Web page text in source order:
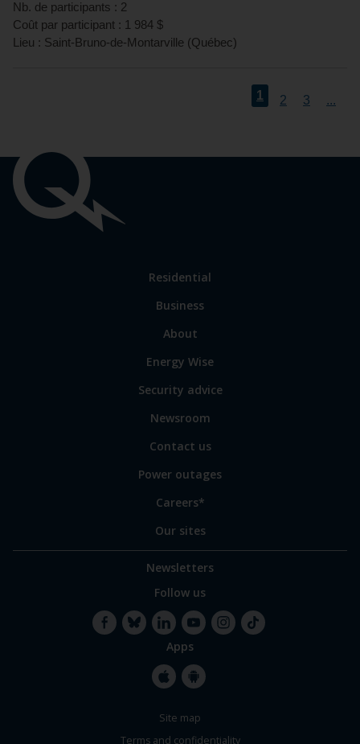
Nb. de participants : 2
Coût par participant : 1 984 $
Lieu : Saint-Bruno-de-Montarville (Québec)
1 2 3 ...
links
Link
main
Residential
Business
Link
some
our
sites
About
Energy Wise
Security advice
Newsroom
Contact us
Power outages
Careers*
Our sites
Newsletters
Follow us
LinkedInYouTube
Apps
StoreStore
Site map
Terms and confidentiality